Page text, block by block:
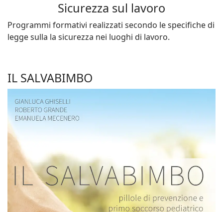
Sicurezza sul lavoro
Programmi formativi realizzati secondo le specifiche di
legge sulla la sicurezza nei luoghi di lavoro.
IL SALVABIMBO